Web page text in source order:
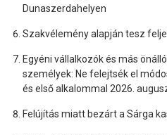
Dunaszerdahelyen
Szakvélemény alapján tesz
Egyéni vállalkozók és más
személyek: Ne felejtsék el
és első alkalommal 2026.
Felújítás miatt bezárt a Sárga